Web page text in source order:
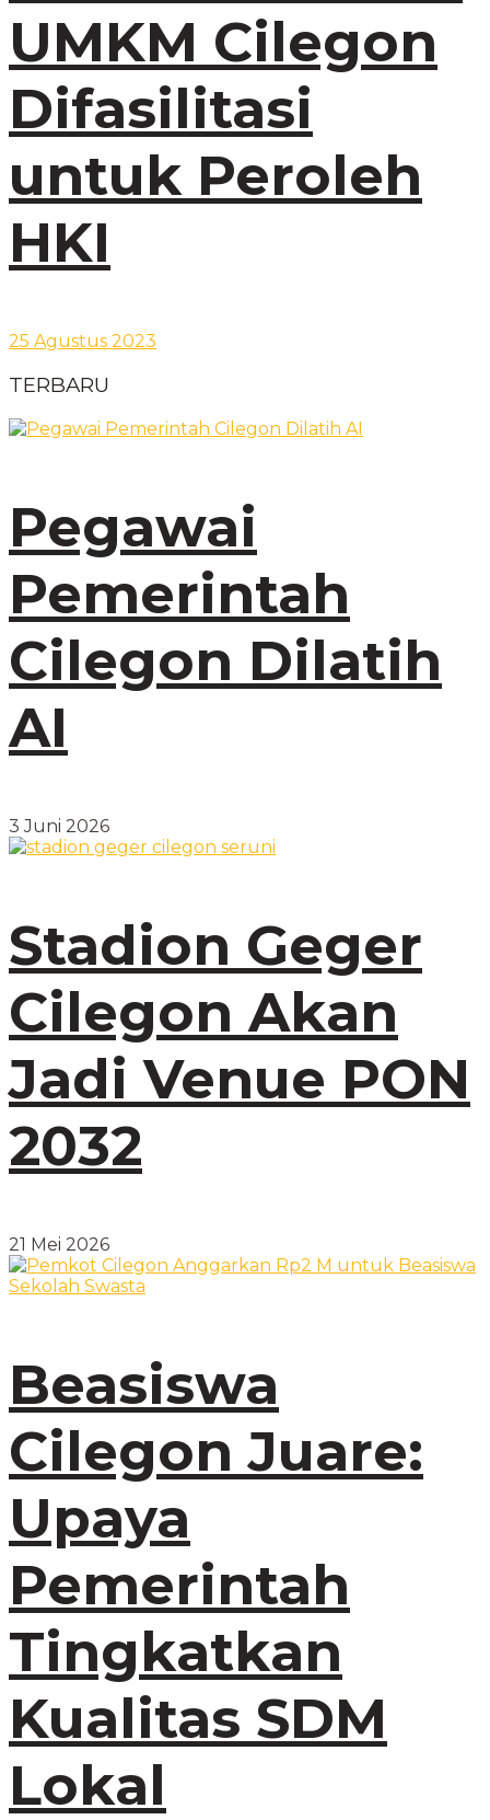
UMKM Cilegon
Difasilitasi
untuk Peroleh
HKI
25 Agustus 2023
TERBARU
Pegawai
Pemerintah
Cilegon Dilatih
AI
3 Juni 2026
Stadion Geger
Cilegon Akan
Jadi Venue PON
2032
21 Mei 2026
Beasiswa
Cilegon Juare:
Upaya
Pemerintah
Tingkatkan
Kualitas SDM
Lokal